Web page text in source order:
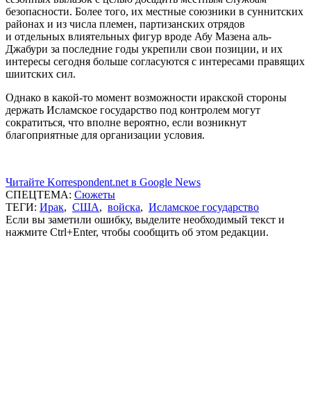
безопасности. Более того, их местные союзники в суннитских
районах и из числа племен, партизанских отрядов
и отдельных влиятельных фигур вроде Абу Мазена аль-
Джабури за последние годы укрепили свои позиции, и их
интересы сегодня больше согласуются с интересами правящих
шиитских сил.
Однако в какой-то момент возможности иракской стороны
держать Исламское государство под контролем могут
сократиться, что вполне вероятно, если возникнут
благоприятные для организации условия.
Читайте Korrespondent.net в Google News
СПЕЦТЕМА: Сюжеты
ТЕГИ: Ирак, США, войска, Исламское государство
Если вы заметили ошибку, выделите необходимый текст и
нажмите Ctrl+Enter, чтобы сообщить об этом редакции.